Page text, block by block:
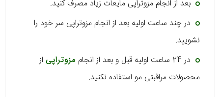
بعد از انجام مزوتراپی مایعات زیاد مصرف کنید.
در چند ساعت اولیه بعد از انجام مزوتراپی سر خود را
نشویید.
در 24 ساعت اولیه قبل و بعد از انجام
مزوتراپیاز
محصولات مراقبتی مو استفاده نکنید.